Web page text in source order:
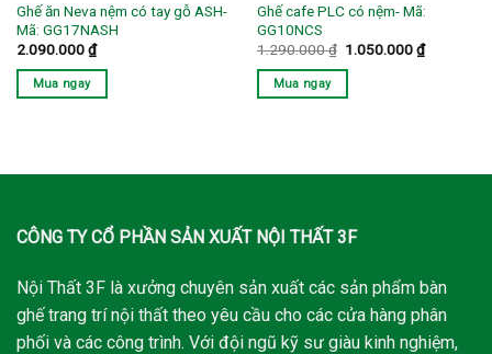
Ghế ăn Neva nệm có tay gỗ ASH-
Mã: GG17NASH
2.090.000₫
Mua ngay
Ghế cafe PLC có nệm- Mã:
GG10NCS
1.290.000₫ Giá
là:
1.050.000₫Giá
hiện
Mua ngay
CÔNG TY CỔ PHẦN SẢN XUẤT NỘI THẤT 3F
Nội Thất 3F là xưởng chuyên sản xuất các sản phẩm bàn
ghế trang trí nội thất theo yêu cầu cho các cửa hàng phân
phối và các công trình. Với đội ngũ kỹ sư giàu kinh nghiệm,